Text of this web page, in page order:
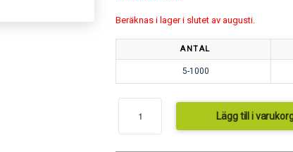
Beräknas i lager i slutet av augusti.
ANTAL
5-1000
Lägg till i